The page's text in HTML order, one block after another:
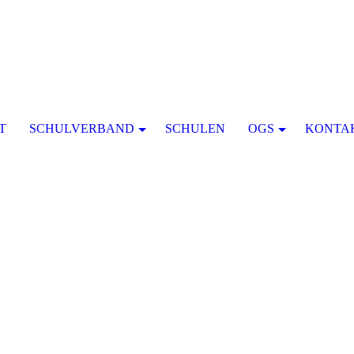
SCHULVERBAND SCHULEN OGS